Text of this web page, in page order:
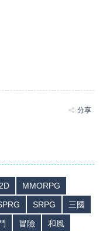
分享
MMORPG
SRPG
三國
冒險
和風